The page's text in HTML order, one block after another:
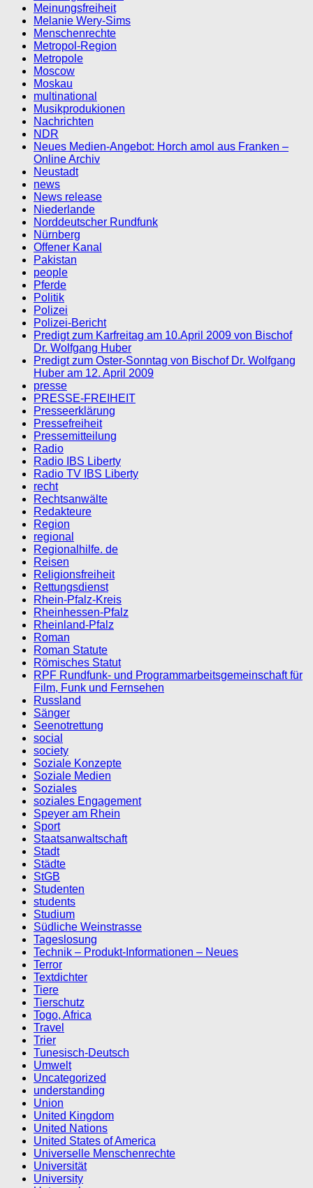
Meinungsfreiheit
Melanie Wery-Sims
Menschenrechte
Metropol-Region
Metropole
Moscow
Moskau
multinational
Musikprodukionen
Nachrichten
NDR
Neues Medien-Angebot: Horch amol aus Franken –
Online Archiv
Neustadt
news
News release
Niederlande
Norddeutscher Rundfunk
Nürnberg
Offener Kanal
Pakistan
people
Pferde
Politik
Polizei
Polizei-Bericht
Predigt zum Karfreitag am 10.April 2009 von Bischof
Dr. Wolfgang Huber
Predigt zum Oster-Sonntag von Bischof Dr. Wolfgang
Huber am 12. April 2009
presse
PRESSE-FREIHEIT
Presseerklärung
Pressefreiheit
Pressemitteilung
Radio
Radio IBS Liberty
Radio TV IBS Liberty
recht
Rechtsanwälte
Redakteure
Region
regional
Regionalhilfe. de
Reisen
Religionsfreiheit
Rettungsdienst
Rhein-Pfalz-Kreis
Rheinhessen-Pfalz
Rheinland-Pfalz
Roman
Roman Statute
Römisches Statut
RPF Rundfunk- und Programmarbeitsgemeinschaft für
Film, Funk und Fernsehen
Russland
Sänger
Seenotrettung
social
society
Soziale Konzepte
Soziale Medien
Soziales
soziales Engagement
Speyer am Rhein
Sport
Staatsanwaltschaft
Stadt
Städte
StGB
Studenten
students
Studium
Südliche Weinstrasse
Tageslosung
Technik – Produkt-Informationen – Neues
Terror
Textdichter
Tiere
Tierschutz
Togo, Africa
Travel
Trier
Tunesisch-Deutsch
Umwelt
Uncategorized
understanding
Union
United Kingdom
United Nations
United States of America
Universelle Menschenrechte
Universität
University